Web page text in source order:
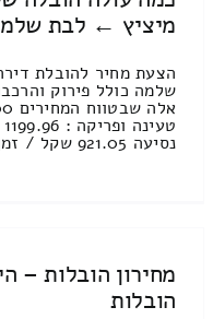
מיציץ ← לבת
הצעת מחיר להובלת
נסיעה 921.05 שקל / זמן נסיעה בין ערים [...]
מחירון הובלות –
הובלות